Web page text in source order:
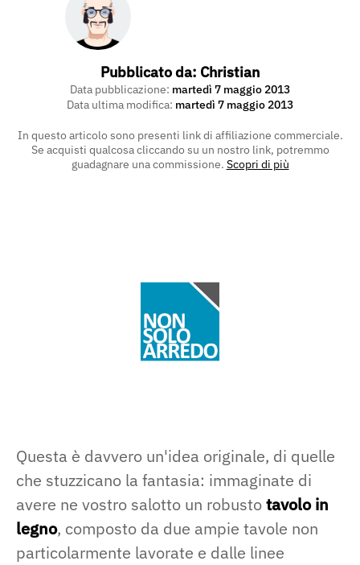
Pubblicato da: Christian
Data pubblicazione: martedì 7 maggio 2013
Data ultima modifica: martedì 7 maggio 2013
In questo articolo sono presenti link di affiliazione commerciale.
Se acquisti qualcosa cliccando su un nostro link, potremmo
guadagnare una commissione. Scopri di più
Questa è davvero un'idea originale, di quelle
che stuzzicano la fantasia: immaginate di
avere ne vostro salotto un robustotavolo in
legno, composto da due ampie tavole non
particolarmente lavorate e dalle linee